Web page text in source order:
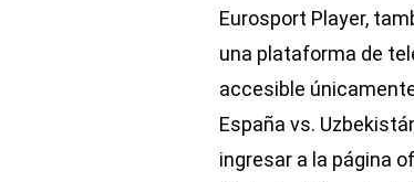
Eurosport Player,
una plataforma de
accesible
España vs.
ingresar a la página